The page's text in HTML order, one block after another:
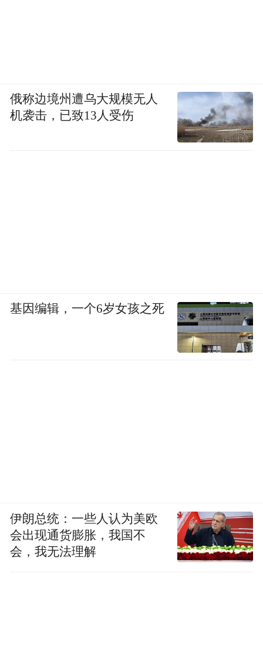
俄称边境州遭乌大规模无人
机袭击，已致13人受伤
基因编辑，一个6岁女孩之死
伊朗总统：一些人认为美欧
会出现通货膨胀，我国不
会，我无法理解